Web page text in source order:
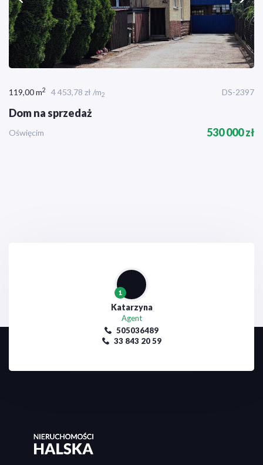
119,00 m2 4 453,78 zł /m2 DS-2397
Dom na sprzedaż
Oświęcim 530 000 zł
1
Katarzyna
Agent
505036489
33 843 20 59